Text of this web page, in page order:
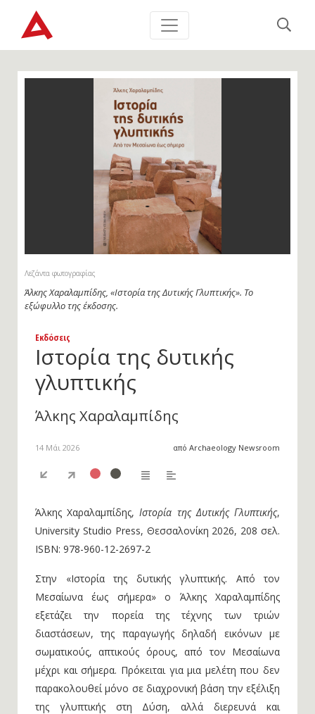
Λεζάντα φωτογραφίας
Άλκης Χαραλαμπίδης, «Ιστορία της Δυτικής Γλυπτικής». Το
εξώφυλλο της έκδοσης.
Εκδόσεις
Ιστορία της δυτικής
γλυπτικής
Άλκης Χαραλαμπίδης
14 Μάι 2026 από Archaeology Newsroom
Άλκης Χαραλαμπίδης,Ιστορία της Δυτικής Γλυπτικής,
University Studio Press, Θεσσαλονίκη 2026, 208 σελ.
ISBN: 978-960-12-2697-2
Στην «Ιστορία της δυτικής γλυπτικής. Από τον
Μεσαίωνα έως σήμερα» ο Άλκης Χαραλαμπίδης
εξετάζει την πορεία της τέχνης των τριών
διαστάσεων, της παραγωγής δηλαδή εικόνων με
σωματικούς, απτικούς όρους, από τον Μεσαίωνα
μέχρι και σήμερα. Πρόκειται για μια μελέτη που δεν
παρακολουθεί μόνο σε διαχρονική βάση την εξέλιξη
της γλυπτικής στη Δύση, αλλά διερευνά και